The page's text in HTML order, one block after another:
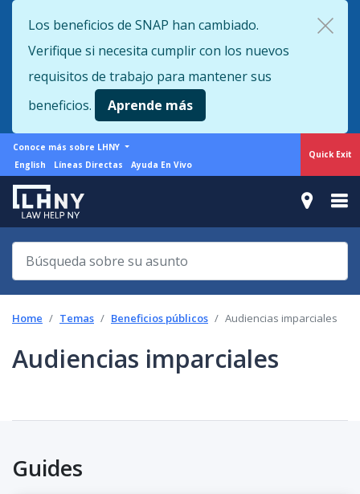
to
main
content
Quick Exit
Los beneficios de SNAP han cambiado.
Verifique si necesita cumplir con los nuevos
requisitos de trabajo para mantener sus
beneficios.
Aprende más
More
from
LHNY
Conoce más sobre LHNY
Support
menu
English Líneas Directas Ayuda En Vivo
Home Temas Beneficios públicos Audiencias imparciales
Audiencias imparciales
Guides